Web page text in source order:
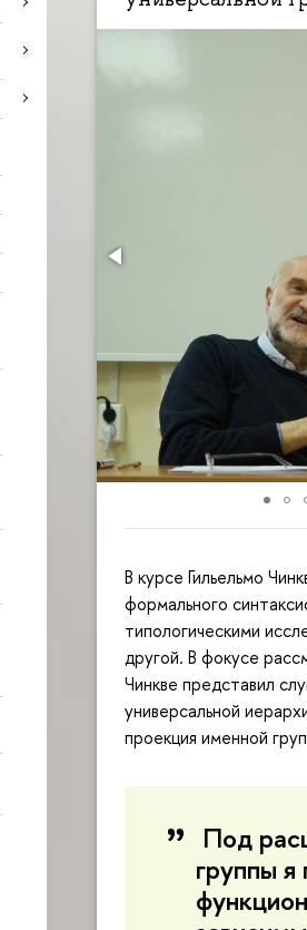
В курсе Гильельмо
формального
типологическими
другой. В фокусе
Чинкве представил
универсальной
проекция именной
Под
группы